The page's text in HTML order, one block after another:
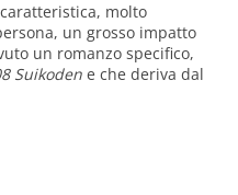
molto
un grosso impatto
un romanzo specifico,
Suikoden e che deriva dal